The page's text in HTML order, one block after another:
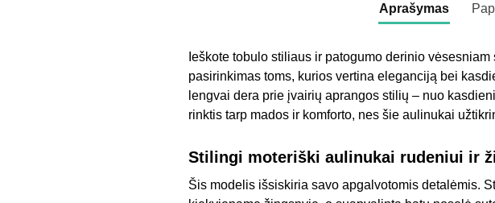
Aprašymas
Ieškote tobulo stiliaus ir patogumo derinio
pasirinkimas toms, kurios vertina eleganciją bei
lengvai dera prie įvairių aprangos stilių – nuo
rinktis tarp mados ir komforto, nes šie aulinukai
Stilingi moteriški aulinukai rudeniui ir
Šis modelis išsiskiria savo apgalvotomis detalėmis.